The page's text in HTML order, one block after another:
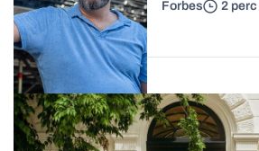
Forbes-sztori
Társadalom
Forbes 2 perc